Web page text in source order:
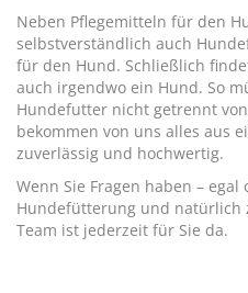
Neben Pflegemitteln für den
selbstverständlich auch
für den Hund. Schließlich
auch irgendwo ein Hund. So
Hundefutter nicht getrennt
bekommen von uns alles aus
zuverlässig und hochwertig.
Wenn Sie Fragen haben –
Hundefütterung und natürlich
Team ist jederzeit für Sie da.